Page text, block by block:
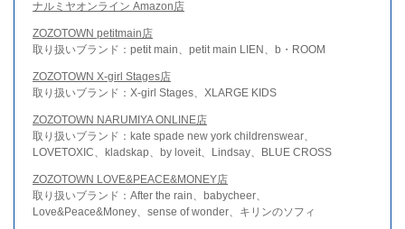
ナルミヤオンライン Amazon店
ZOZOTOWN petitmain店
取り扱いブランド：petit main、petit main LIEN、b・ROOM
ZOZOTOWN X-girl Stages店
取り扱いブランド：X-girl Stages、XLARGE KIDS
ZOZOTOWN NARUMIYA ONLINE店
取り扱いブランド：kate spade new york childrenswear、
LOVETOXIC、kladskap、by loveit、Lindsay、BLUE CROSS
ZOZOTOWN LOVE&PEACE&MONEY店
取り扱いブランド：After the rain、babycheer、
Love&Peace&Money、sense of wonder、キリンのソフィ